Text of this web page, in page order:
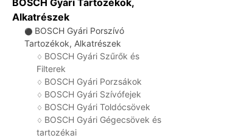
BOSCH Gyári Tartozékok,
Alkatrészek
⚫ BOSCH Gyári Porszívó
Tartozékok, Alkatrészek
♢ BOSCH Gyári Szűrők és
Filterek
♢ BOSCH Gyári Porzsákok
♢ BOSCH Gyári Szívófejek
♢ BOSCH Gyári Toldócsövek
♢ BOSCH Gyári Gégecsövek és
tartozékai